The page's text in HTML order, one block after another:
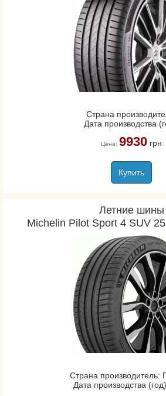
Страна
Дата производства
Цена: 9930грн
Купить
Летние шины
Michelin Pilot Sport 4 SUV
Страна производитель:
Дата производства